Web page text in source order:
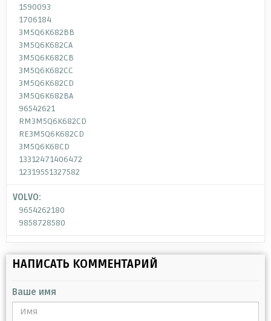
1590093
1706184
3M5Q6K682BB
3M5Q6K682CA
3M5Q6K682CB
3M5Q6K682CC
3M5Q6K682CD
3M5Q6K682BA
96542621
RM3M5Q6K682CD
RE3M5Q6K682CD
3M5Q6K68CD
13312471406472
12319551327582
VOLVO:
9654262180
9858728580
НАПИСАТЬ КОММЕНТАРИЙ
Ваше имя